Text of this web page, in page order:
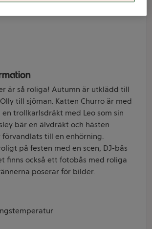
är så roliga! Autumn är utklädd till
till sjöman. Katten Churro är med
trollkarlsdräkt med Leo som sin
bär en älvdräkt och hästen
förvandlats till en enhörning.
på festen med en scen, DJ-bås
finns också ett fotobås med roliga
poserar för bilder.